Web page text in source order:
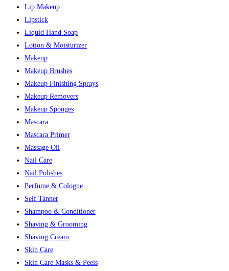
Lip Makeup
Lipstick
Liquid Hand Soap
Lotion & Moisturizer
Makeup
Makeup Brushes
Makeup Finishing Sprays
Makeup Removers
Makeup Sponges
Mascara
Mascara Primer
Massage Oil
Nail Care
Nail Polishes
Perfume & Cologne
Self Tanner
Shampoo & Conditioner
Shaving & Grooming
Shaving Cream
Skin Care
Skin Care Masks & Peels